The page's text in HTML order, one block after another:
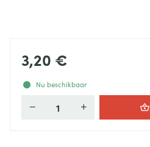
3,20 €
Nu beschikbaar
Aantal